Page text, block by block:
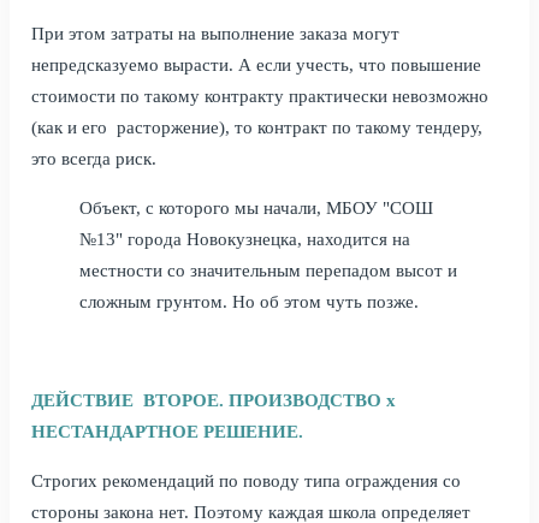
При этом затраты на выполнение заказа могут
непредсказуемо вырасти. А если учесть, что повышение
стоимости по такому контракту практически невозможно
(как и его расторжение), то контракт по такому тендеру,
это всегда риск.
Объект, с которого мы начали, МБОУ "СОШ
№13" города Новокузнецка, находится на
местности со значительным перепадом высот и
сложным грунтом. Но об этом чуть позже.
ДЕЙСТВИЕ ВТОРОЕ. ПРОИЗВОДСТВО х
НЕСТАНДАРТНОЕ РЕШЕНИЕ.
Строгих рекомендаций по поводу типа ограждения со
стороны закона нет. Поэтому каждая школа определяет